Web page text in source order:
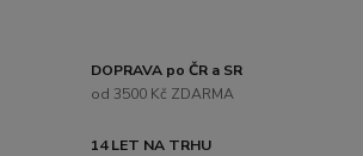
DOPRAVA po ČR a SR
od 3500 Kč ZDARMA
14 LET NA TRHU